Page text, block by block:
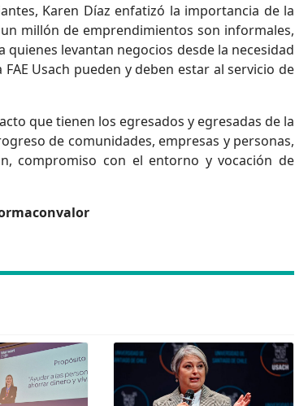
Karen Díaz enfatizó la importancia de la
millón de emprendimientos son informales,
levantan negocios desde la necesidad
Usach pueden y deben estar al servicio de
que tienen los egresados y egresadas de la
de comunidades, empresas y personas,
compromiso con el entorno y vocación de